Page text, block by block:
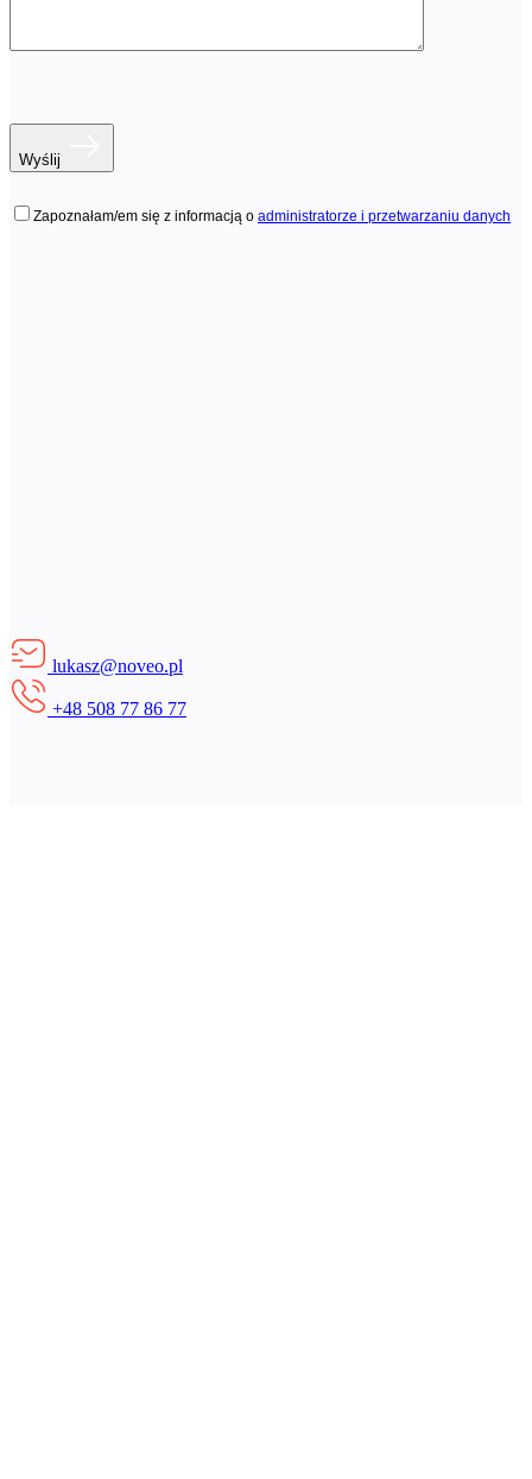
Wyślij
Zapoznałam/em się z informacją o administratorze i przetwarzaniu danych
lukasz@noveo.pl
+48 508 77 86 77